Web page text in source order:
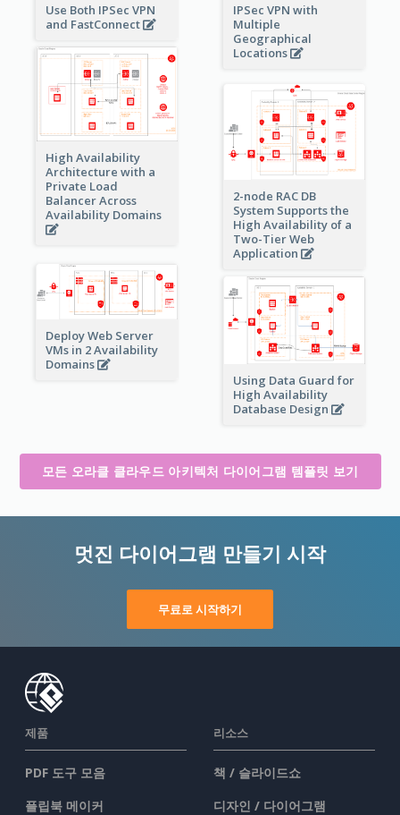
IPSec VPN with
Multiple
Geographical
Locations
Use Both IPSec VPN
and FastConnect
High Availability
Architecture with a
Private Load
Balancer Across
Availability Domains
2-node RAC DB
System Supports the
High Availability of a
Two-Tier Web
Application
Deploy Web Server
VMs in 2 Availability
Domains
Using Data Guard for
High Availability
Database Design
모든 오라클 클라우드 아키텍처 다이어그램 템플릿 보기
멋진 다이어그램 만들기 시작
무료로 시작하기
제품
PDF 도구 모음
플립북 메이커
리소스
책 / 슬라이드쇼
디자인 / 다이어그램